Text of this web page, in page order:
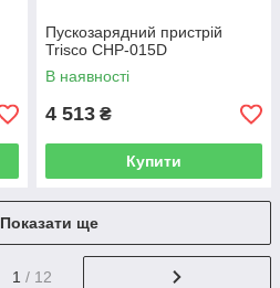
Пускозарядний пристрій
Trisco CHP-015D
В наявності
4 513 ₴
Купити
Показати ще
1 / 12